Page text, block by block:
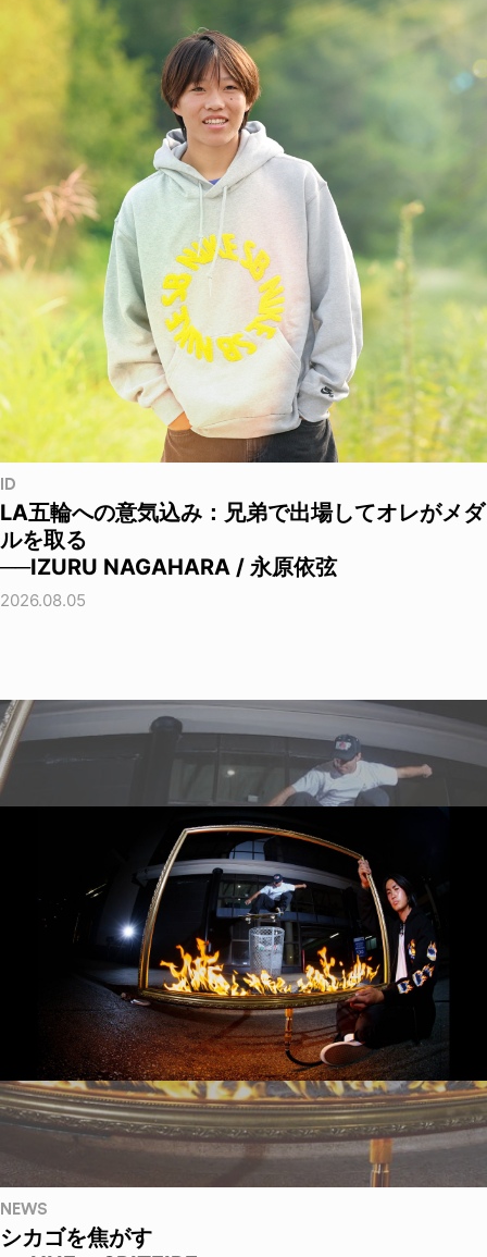
ID
LA五輪への意気込み：兄弟で出場してオレがメダ
ルを取る
──IZURU NAGAHARA / 永原依弦
2026.08.05
NEWS
シカゴを焦がす